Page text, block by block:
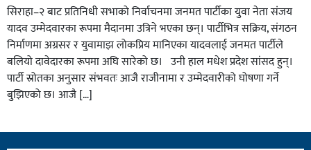
सिराहा–२ बाट प्रतिनिधी सभाको निर्वाचनमा जनमत पार्टीका युवा नेता संजय
यादव उम्मेदवारका रूपमा मैदानमा उत्रिने भएका छन्। पार्टीभित्र सक्रिय, संगठन
निर्माणमा अग्रसर र युवामाझ लोकप्रिय मानिएका यादवलाई जनमत पार्टीले
बलियो दावेदारका रूपमा अघि सारेको छ। उनी हाल मधेश प्रदेश सांसद हुन्।
पार्टी स्रोतका अनुसार संभवतः आजै राजीनामा र उम्मेदवारीको घोषणा गर्ने
बुझिएको छ। आजै […]